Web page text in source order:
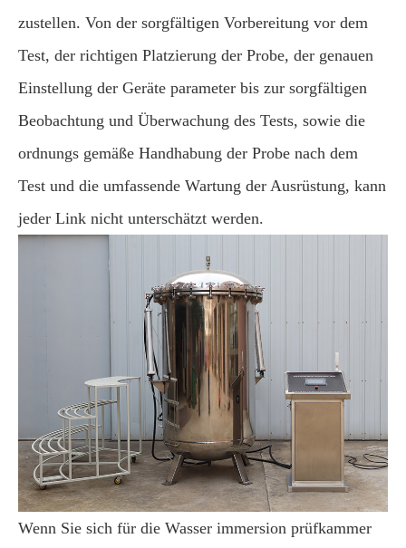
zustellen. Von der sorgfältigen Vorbereitung vor dem
Test, der richtigen Platzierung der Probe, der genauen
Einstellung der Geräte parameter bis zur sorgfältigen
Beobachtung und Überwachung des Tests, sowie die
ordnungs gemäße Handhabung der Probe nach dem
Test und die umfassende Wartung der Ausrüstung, kann
jeder Link nicht unterschätzt werden.
Wenn Sie sich für die Wasser immersion prüfkammer